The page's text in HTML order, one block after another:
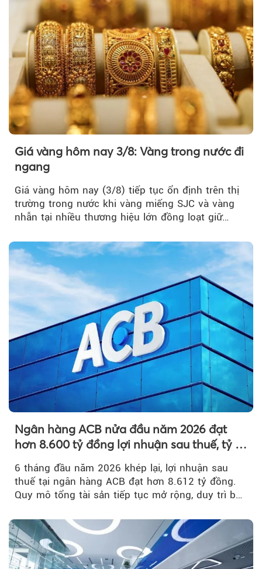
Giá vàng hôm nay 3/8: Vàng trong nước đi
ngang
Giá vàng hôm nay (3/8) tiếp tục ổn định trên thị
trường trong nước khi vàng miếng SJC và vàng
nhẫn tại nhiều thương hiệu lớn đồng loạt giữ
Ngân hàng ACB nửa đầu năm 2026 đạt
hơn 8.600 tỷ đồng lợi nhuận sau thuế, tỷ lệ
nợ xấu thấp nhất ngành
6 tháng đầu năm 2026 khép lại, lợi nhuận sau
thuế tại ngân hàng ACB đạt hơn 8.612 tỷ đồng.
Quy mô tổng tài sản tiếp tục mở rộng, duy trì bộ